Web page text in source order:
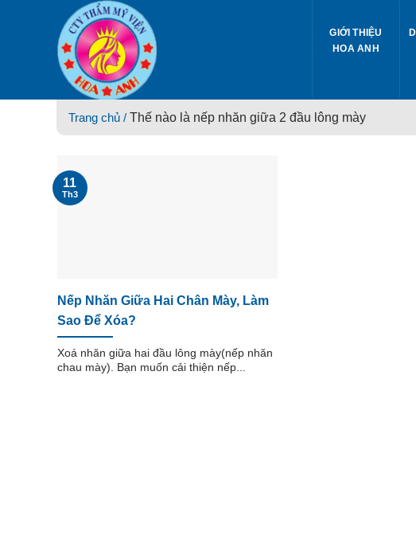
GIỚI THIỆU
HOA ANH
Trang chủ / Thế nào là nếp nhăn giữa 2 đầu lông mày
Nếp Nhăn Giữa Hai Chân Mày, Làm
Sao Để Xóa?
Xoá nhăn giữa hai đầu lông mày(nếp nhăn
chau mày). Bạn muốn cải thiện nếp...
11
Th3